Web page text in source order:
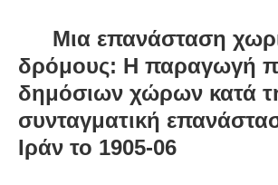
ΚΌΣΜΟΣ
ΑΝΑΤΟΛΙΚΉ ΕΥΡΏΠΗ /
ΔΥΤΙΚΉ ΕΥΡΏΠΗ
Μια επανάσταση
δρόμους: Η παραγωγή
δημόσιων χώρων κατά
συνταγματική
Ιράν το 1905-06